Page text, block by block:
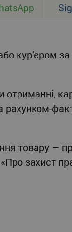
кур’єром
отриманні,
рахунком-
товару —
захист